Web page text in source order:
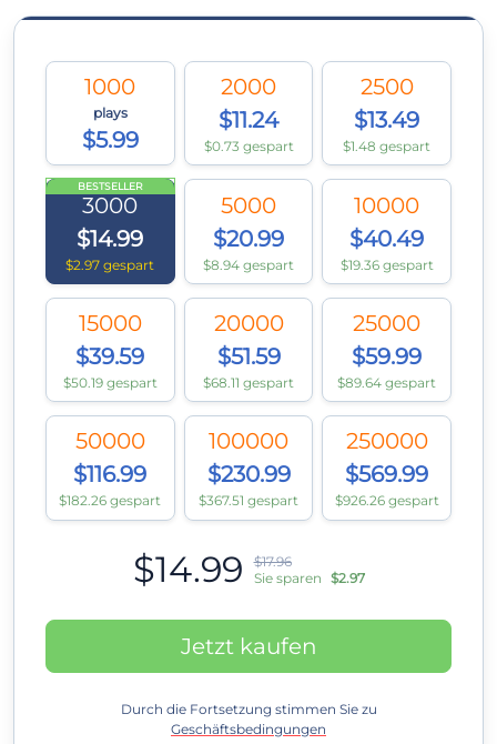
1000
plays
$5.99
2000
$11.24
$0.73 gespart
2500
$13.49
$1.48 gespart
BESTSELLER
3000
$14.99
$2.97 gespart
5000
$20.99
$8.94 gespart
10000
$40.49
$19.36 gespart
15000
$39.59
$50.19 gespart
20000
$51.59
$68.11 gespart
25000
$59.99
$89.64 gespart
50000
$116.99
$182.26 gespart
100000
$230.99
$367.51 gespart
250000
$569.99
$926.26 gespart
$14.99
$17.96
Sie sparen $2.97
Jetzt kaufen
Durch die Fortsetzung stimmen Sie zu
Geschäftsbedingungen